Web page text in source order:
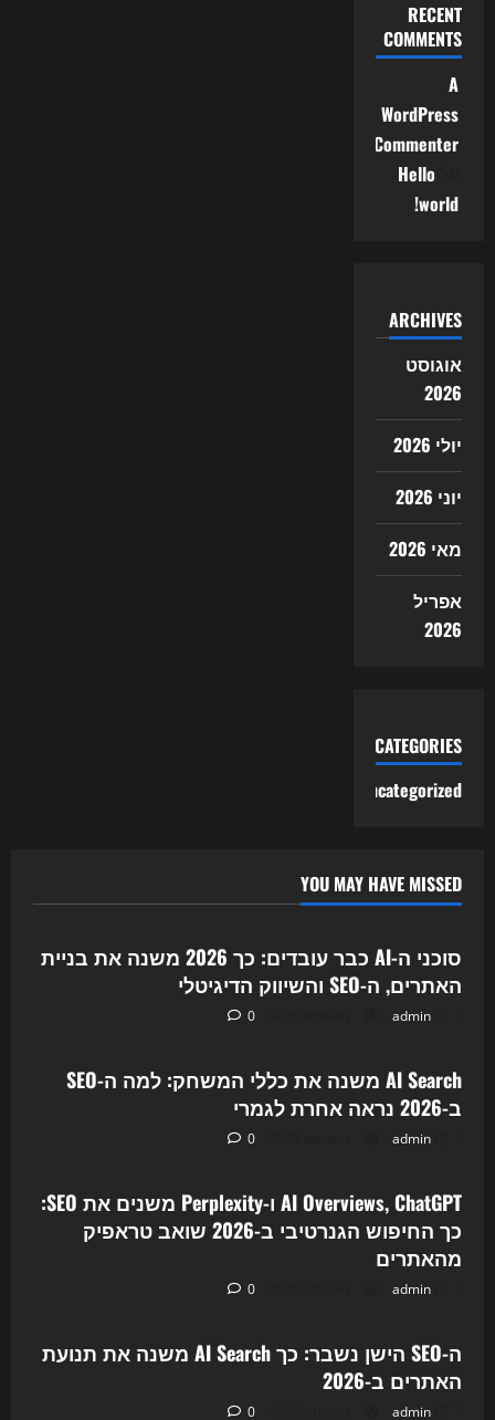
RECENT
COMMENTS
A
WordPress
Commenter
Hello
world!
ARCHIVES
אוגוסט
2026
יולי 2026
יוני 2026
מאי 2026
אפריל
2026
CATEGORIES
Uncategorized
YOU MAY HAVE MISSED
Uncategorized
סוכני ה-AI כבר עובדים: כך 2026 משנה את בניית
האתרים, ה-SEO והשיווק הדיגיטלי
admin
0 Uncategorized
AI Search משנה את כללי המשחק: למה ה-SEO
ב-2026 נראה אחרת לגמרי
admin
0 Uncategorized
AI Overviews, ChatGPT ו-Perplexity משנים את SEO:
כך החיפוש הגנרטיבי ב-2026 שואב טראפיק
מהאתרים
admin
0 Uncategorized
ה-SEO הישן נשבר: כך AI Search משנה את תנועת
האתרים ב-2026
admin
0